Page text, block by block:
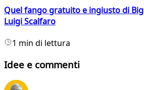
Quel fango gratuito e ingiusto di
Luigi Scalfaro
1 min di lettura
Idee e commenti